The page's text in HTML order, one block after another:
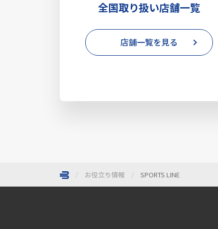
全国取り扱い店舗一覧
店舗一覧を見る
お役立ち情報 SPORTS LINE
ページトップへ